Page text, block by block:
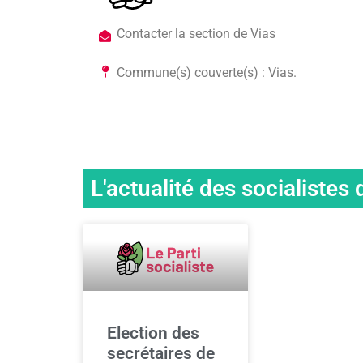
Contacter la section de Vias
Commune(s) couverte(s) : Vias.
L'actualité des socialistes
Election des
secrétaires de